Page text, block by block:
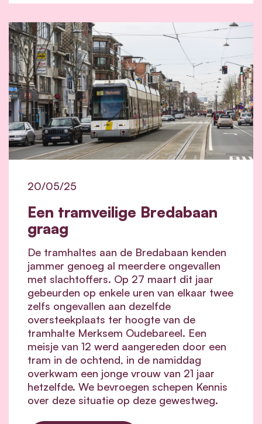
Een tramveilige Bredabaan
graag
20/05/25
De tramhaltes aan de Bredabaan kenden
jammer genoeg al meerdere ongevallen
met slachtoffers. Op 27 maart dit jaar
gebeurden op enkele uren van elkaar twee
zelfs ongevallen aan dezelfde
oversteekplaats ter hoogte van de
tramhalte Merksem Oudebareel. Een
meisje van 12 werd aangereden door een
tram in de ochtend, in de namiddag
overkwam een jonge vrouw van 21 jaar
hetzelfde. We bevroegen schepen Kennis
over deze situatie op deze gewestweg.